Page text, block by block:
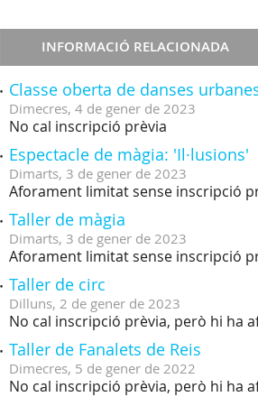
INFORMACIÓ RELACIONADA
Classe oberta de danses
Dimecres, 4 de gener de 2023
No cal inscripció prèvia
Espectacle de màgia: 'Il·lusions'
Dimarts, 3 de gener de 2023
Aforament limitat sense inscripció
Taller de màgia
Dimarts, 3 de gener de 2023
Aforament limitat sense inscripció
Taller de circ
Dilluns, 2 de gener de 2023
No cal inscripció prèvia, però hi ha
Taller de Fanalets de Reis
Dimecres, 5 de gener de 2022
No cal inscripció prèvia, però hi ha